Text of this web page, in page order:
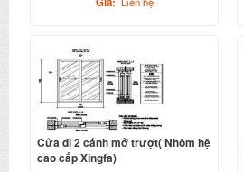
Cửa đi 2 cánh mở trượt( Nhôm hệ
cao cấp Xingfa)